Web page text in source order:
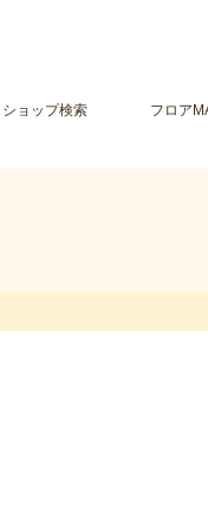
ショップ検索 フロア